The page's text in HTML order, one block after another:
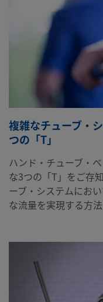
複雑なチューブ・
つの「T」
ハンド・チューブ・
な3つの「T」をご存
ーブ・システムにお
な流量を実現する方法